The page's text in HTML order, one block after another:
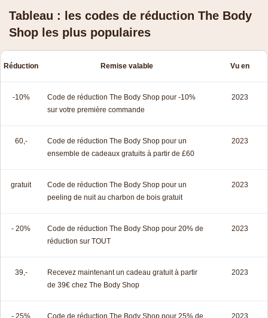
Tableau : les codes de réduction The Body
Shop les plus populaires
Réduction Remise valable Vu en
-10%
Code de réduction The Body Shop pour -10%
sur votre première commande
2023
60,-
Code de réduction The Body Shop pour un
ensemble de cadeaux gratuits à partir de £60
2023
gratuit
Code de réduction The Body Shop pour un
peeling de nuit au charbon de bois gratuit
2023
- 20%
Code de réduction The Body Shop pour 20% de
réduction sur TOUT
2023
39,-
Recevez maintenant un cadeau gratuit à partir
de 39€ chez The Body Shop
2023
- 25%
Code de réduction The Body Shop pour 25% de
2023